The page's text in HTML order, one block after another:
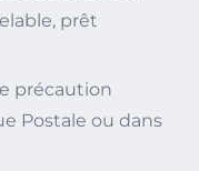
prêt
précaution
Postale ou dans